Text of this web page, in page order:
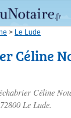
> Le Lude
Céline
Céline
Le Lude.